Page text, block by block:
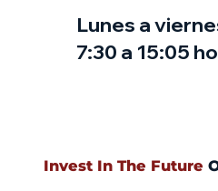
Lunes a
7:30 a 15:05
Invest In The Future